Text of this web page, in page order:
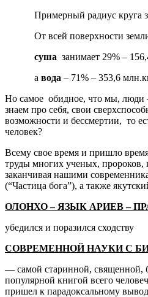
Примерный радиус круга
От всей поверхности земли
суша занимает 29% –
а вода – 71% – 353,6
Но самое обидное, что мы, люди
знаем про себя, свои
возможности и бессмертии, то
человек?
Всему свое время и пришло
труды многих ученых,
заканчивая нашими
(“Частица бога”), а также
ОЛОНХО – ЯЗЫК АРИЕВ –
убедился и поразился сходству
СОВРЕМЕННОЙ НАУКИ С
— самой старинной, священной,
популярной книгой всего
пришел к парадоксальному